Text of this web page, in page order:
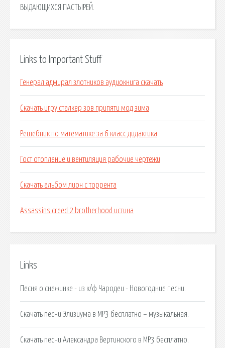
ВЫДАЮЩИХСЯ ПАСТЫРЕЙ.
Links to Important Stuff
Генерал адмирал злотников аудиокнига скачать
Скачать игру сталкер зов припяти мод зима
Решебник по математике за 6 класс дидактика
Гост отопление и вентиляция рабочие чертежи
Скачать альбом лион с торрента
Assassins creed 2 brotherhood истина
Links
Песня о снежинке - из к/ф Чародеи - Новогодние песни.
Скачать песни Элизиума в MP3 бесплатно – музыкальная.
Скачать песни Александра Вертинского в MP3 бесплатно.